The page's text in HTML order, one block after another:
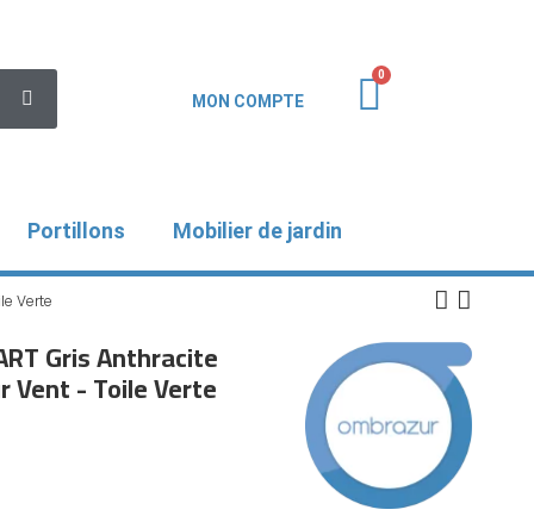
MON COMPTE
Portillons Mobilier de jardin
Verte
Gris Anthracite
Vent - Toile Verte